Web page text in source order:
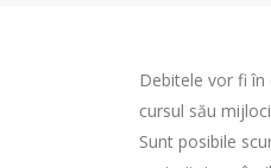
Debitele vor fi
cursul său
Sunt posibile